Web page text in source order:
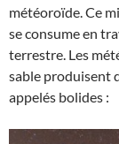
météoroïde. Ce
se consume en
terrestre. Les
sable produisent
appelés bolides :